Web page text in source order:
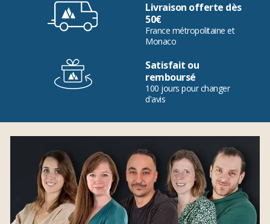
Livraison offerte dès
50€
France métropolitaine et
Monaco
Satisfait ou
remboursé
100 jours pour changer
d'avis